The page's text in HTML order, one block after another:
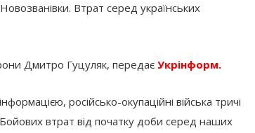
Втрат серед українських
Дмитро Гуцуляк, передає Укрінформ.
російсько-окупаційні війська тричі
втрат від початку доби серед наших